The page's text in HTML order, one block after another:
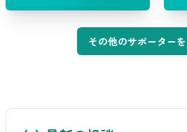
その他のサポーター